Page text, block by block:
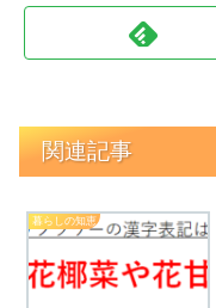
関連記事
暮らしの知恵